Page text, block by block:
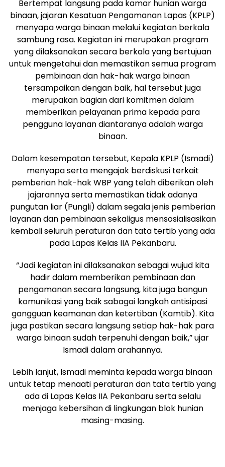
Bertempat langsung pada kamar hunian warga
binaan, jajaran Kesatuan Pengamanan Lapas (KPLP)
menyapa warga binaan melalui kegiatan berkala
sambung rasa. Kegiatan ini merupakan program
yang dilaksanakan secara berkala yang bertujuan
untuk mengetahui dan memastikan semua program
pembinaan dan hak-hak warga binaan
tersampaikan dengan baik, hal tersebut juga
merupakan bagian dari komitmen dalam
memberikan pelayanan prima kepada para
pengguna layanan diantaranya adalah warga
binaan.
Dalam kesempatan tersebut, Kepala KPLP (Ismadi)
menyapa serta mengajak berdiskusi terkait
pemberian hak-hak WBP yang telah diberikan oleh
jajarannya serta memastikan tidak adanya
pungutan liar (Pungli) dalam segala jenis pemberian
layanan dan pembinaan sekaligus mensosialisasikan
kembali seluruh peraturan dan tata tertib yang ada
pada Lapas Kelas IIA Pekanbaru.
“Jadi kegiatan ini dilaksanakan sebagai wujud kita
hadir dalam memberikan pembinaan dan
pengamanan secara langsung, kita juga bangun
komunikasi yang baik sabagai langkah antisipasi
gangguan keamanan dan ketertiban (Kamtib). Kita
juga pastikan secara langsung setiap hak-hak para
warga binaan sudah terpenuhi dengan baik,” ujar
Ismadi dalam arahannya.
Lebih lanjut, Ismadi meminta kepada warga binaan
untuk tetap menaati peraturan dan tata tertib yang
ada di Lapas Kelas IIA Pekanbaru serta selalu
menjaga kebersihan di lingkungan blok hunian
masing-masing.